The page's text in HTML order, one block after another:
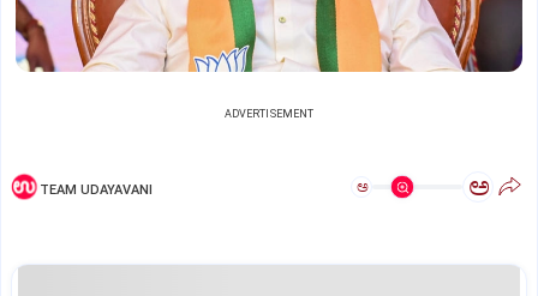
ADVERTISEMENT
TEAM UDAYAVANI ಅ ಅ